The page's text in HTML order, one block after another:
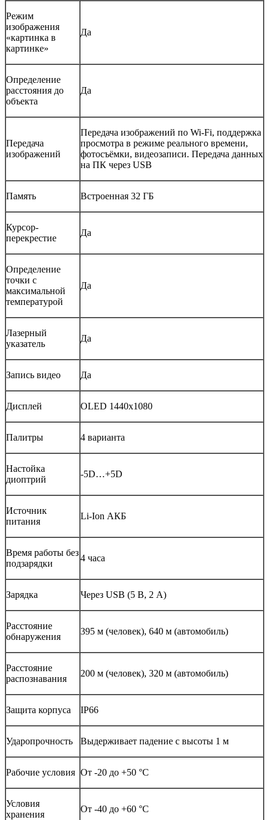
Режим
изображения
«картинка в
картинке»
Да
Определение
расстояния до
объекта
Да
Передача
изображений
Передача изображений по Wi-Fi, поддержка
просмотра в режиме реального времени,
фотосъёмки, видеозаписи. Передача данных
на ПК через USB
Память Встроенная 32 ГБ
Курсор-
перекрестие
Да
Определение
точки с
максимальной
температурой
Да
Лазерный
указатель
Да
Запись видео Да
Дисплей OLED 1440х1080
Палитры 4 варианта
Настойка
диоптрий
-5D…+5D
Источник
питания
Li-Ion АКБ
Время работы без
подзарядки
4 часа
Зарядка Через USB (5 В, 2 А)
Расстояние
обнаружения
395 м (человек), 640 м (автомобиль)
Расстояние
распознавания
200 м (человек), 320 м (автомобиль)
Защита корпуса IP66
Ударопрочность Выдерживает падение с высоты 1 м
Рабочие условия От -20 до +50 °С
Условия
хранения
От -40 до +60 °С